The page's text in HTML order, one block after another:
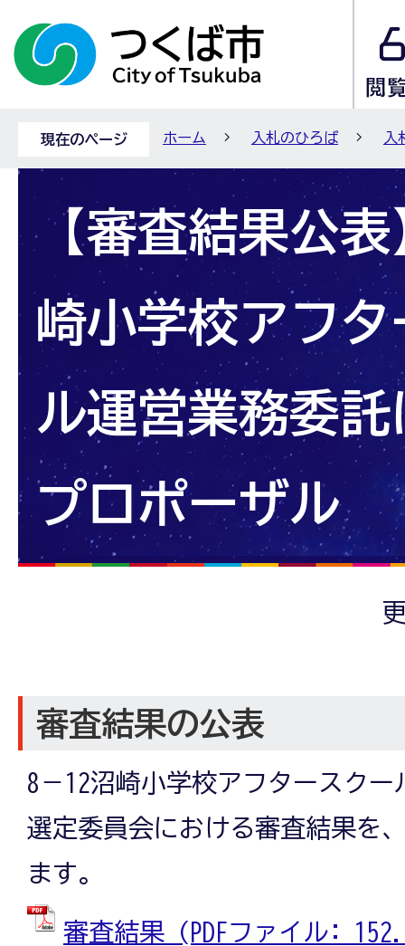
現在のページ ホーム 入札のひろば 入
【審査結果公表
崎小学校アフ
ル運営業務委
プロポーザル
審査結果の公表
8－12沼崎小学校アフタースク
選定委員会における審査結果を
ます。
審査結果 (PDFファイル: